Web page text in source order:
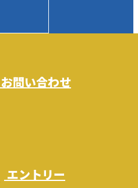
お問い合わせ
エントリー